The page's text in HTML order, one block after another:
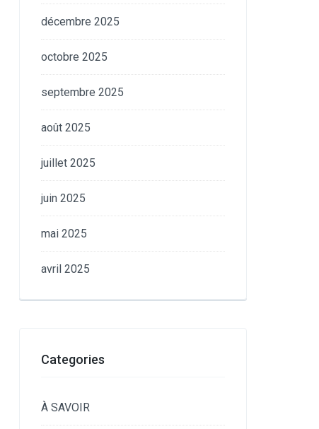
décembre 2025
octobre 2025
septembre 2025
août 2025
juillet 2025
juin 2025
mai 2025
avril 2025
Categories
À SAVOIR